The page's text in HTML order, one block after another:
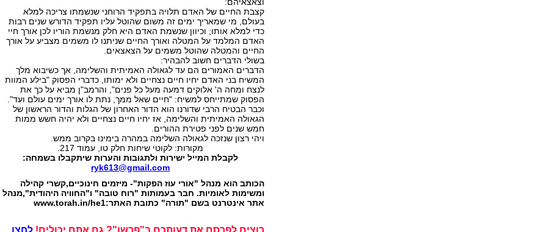
קצבת החיים של האדם תלויה בתפקיד הרוחני שנשמתו צריכה למלא
בעולם, מי שמאריך ימים זה משום שהוטל עליו תפקיד הדורש שנים רבות
כדי למלא אותו; וכיוון שנשמת האדם היא חלק מנשמת הוריו לכן אורך חיי
האדם המלמד על המטלה ואורך החיים שניתנו לו משמים מצביע על אורך
החיים והמטלה שהוטל משמים על הצאצאים.
בשולי הדברים חשוב להבהיר:
הדברים האמורים הם עד לגאולה האמיתית והשלימה, אך כשיבוא מלך
המשיח בני האדם יחיו חיים נצחיים ולא ימותו, כדברי הפסוק "בילע המוות
לנצח ומחה ה' אלוקים דמעה מעל כל פנים", והרמב"ן מביא על כך את
הפסוק שמתייחס למשיח: "חיים שאל ממך, נתת לו אורך ימים עולם ועד".
וכבר הבטיח הרבי שדורנו הוא הדור האחרון של הגלות והדור הראשון של
הגאולה האמיתית והשלימה, אז יחיו חיים נצחיים ולא יהיה חשש ממות
חמש שנים לפני פטירת ההורים.
ויהי רצון שנזכה לגאולה השלימה במהרה בימינו בקרוב ממש.
מקורות: לקוטי שיחות חלק טו, עמוד 217.
לקבלת המייל ישירות ולתגובות והערות שיתקבלו בשמחה:
ryk613@gmail.com
הכותב הוא מנהל "אורי עוז הפקות"- מיזמים חינוכיים,קשרי קהילה
ומשימות לאומיות. חבר בעמותות "רוח טובה" ו"החוויה היהודית",מנהל
אתר אינטרנט בשם "תורה" כתובת האתר:www.torah.in/he1
רוצים לפרסם את דעותכם ב"פרשן"? גם אתם יכולים! לחצו